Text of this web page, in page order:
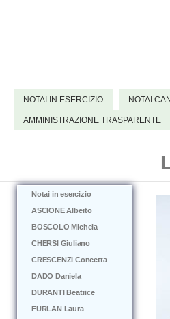
NOTAI IN ESERCIZIO NOTAI
AMMINISTRAZIONE TRASPARENTE
Notai in esercizio
ASCIONE Alberto
BOSCOLO Michela
CHERSI Giuliano
CRESCENZI Concetta
DADO Daniela
DURANTI Beatrice
FURLAN Laura